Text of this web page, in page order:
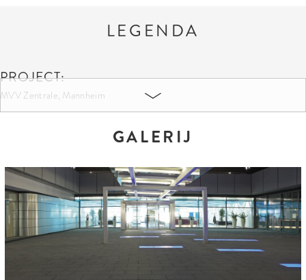
LEGENDA
PROJECT:
MVV Zentrale, Mannheim
KLEUREN EN FORMATEN:
GALERIJ